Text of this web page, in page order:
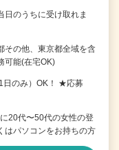
のうちに受け取れま
の他、東京都全域を含
可能(在宅OK)
日のみ）OK！ ★応募
20代〜50代の女性の登
パソコンをお持ちの方